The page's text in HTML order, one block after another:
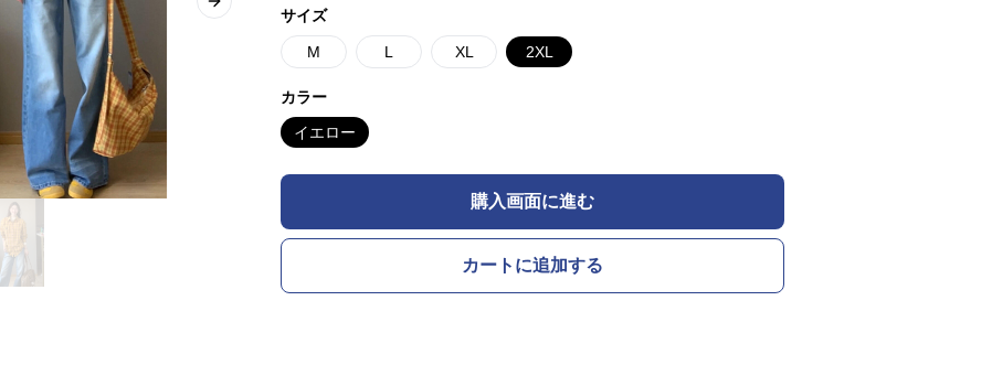
Next slideサイズ
M L XL 2XL
カラー
イエロー
購入画面に進む
カートに追加する